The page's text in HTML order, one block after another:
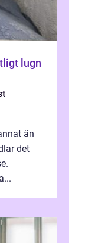
än
det